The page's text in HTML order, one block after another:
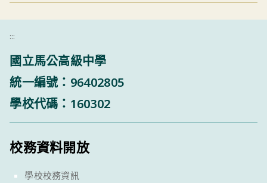
:::
國立馬公高級中學
統一編號：96402805
學校代碼：160302
校務資料開放
學校校務資訊